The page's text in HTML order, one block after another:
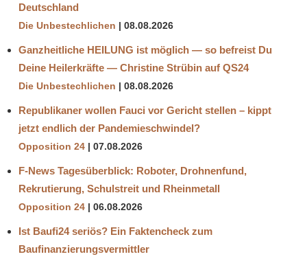
Deutschland
Die Unbestechlichen 08.08.2026
Ganzheitliche HEILUNG ist möglich — so befreist Du
Deine Heilerkräfte — Christine Strübin auf QS24
Die Unbestechlichen 08.08.2026
Republikaner wollen Fauci vor Gericht stellen – kippt
jetzt endlich der Pandemieschwindel?
Opposition 24 07.08.2026
F-News Tagesüberblick: Roboter, Drohnenfund,
Rekrutierung, Schulstreit und Rheinmetall
Opposition 24 06.08.2026
Ist Baufi24 seriös? Ein Faktencheck zum
Baufinanzierungsvermittler